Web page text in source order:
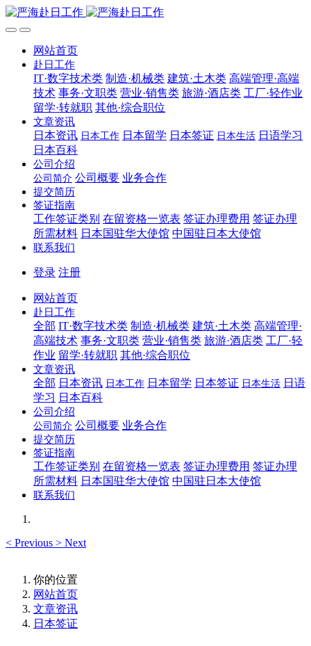
网站首页
赴日工作
IT·数字技术类 制造·机械类 建筑·土木类 高端管理·高端
技术 事务·文职类 营业·销售类 旅游·酒店类 工厂·轻作业
留学·转就职 其他·综合职位
文章资讯
日本资讯 日本工作 日本留学 日本签证 日本生活 日语学习
日本百科
公司介绍
公司简介 公司概要 业务合作
提交简历
签证指南
工作签证类别 在留资格一览表 签证办理费用 签证办理
所需材料 日本国驻华大使馆 中国驻日本大使馆
联系我们
登录 注册
网站首页
赴日工作
全部 IT·数字技术类 制造·机械类 建筑·土木类 高端管理·
高端技术 事务·文职类 营业·销售类 旅游·酒店类 工厂·轻
作业 留学·转就职 其他·综合职位
文章资讯
全部 日本资讯 日本工作 日本留学 日本签证 日本生活 日语
学习 日本百科
公司介绍
公司简介 公司概要 业务合作
提交简历
签证指南
工作签证类别 在留资格一览表 签证办理费用 签证办理
所需材料 日本国驻华大使馆 中国驻日本大使馆
联系我们
< Previous > Next
你的位置
网站首页
文章资讯
日本签证